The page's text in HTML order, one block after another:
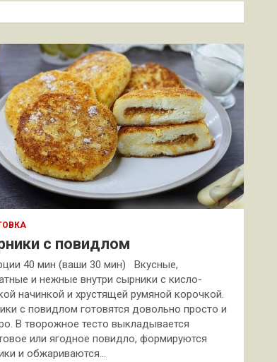
с повидлом
40 мин (ваши 30 мин) Вкусные,
и нежные внутри сырники с кисло-
начинкой и хрустящей румяной корочкой.
с повидлом готовятся довольно просто и
В творожное тесто выкладывается
или ягодное повидло, формируются
и обжариваются…